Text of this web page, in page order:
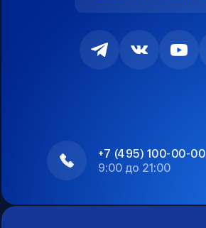
+7 (495) 100-00-00
9:00 до 21:00